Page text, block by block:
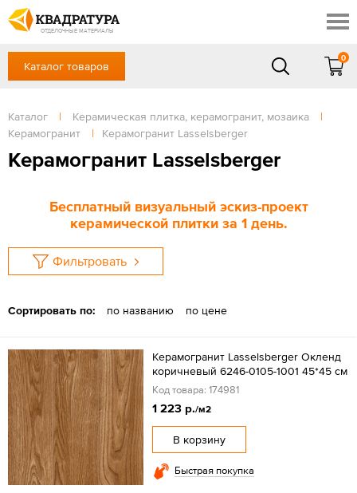
ОТДЕЛОЧНЫЕ МАТЕРИАЛЫ
Профи
Доставка и оплата
Готовые решения
Акции
Отзывы
+7 (3822) 48-94-10
Сб, Вс — выходной
ЗАКАЗАТЬ ЗВОНОК
Вход / Регистрация
Каталог товаров
0
Каталог | Керамическая плитка, керамогранит, мозаика
|
Керамогранит
| Керамогранит Lasselsberger
Керамогранит Lasselsberger
Бесплатный визуальный эскиз-проект
керамической плитки за 1 день.
Фильтровать
Сортировать по: по названию по цене
Керамогранит Lasselsberger Окленд
коричневый 6246-0105-1001 45*45 см
Код товара: 174981
1 223 р./м2
В корзину
Быстрая покупка